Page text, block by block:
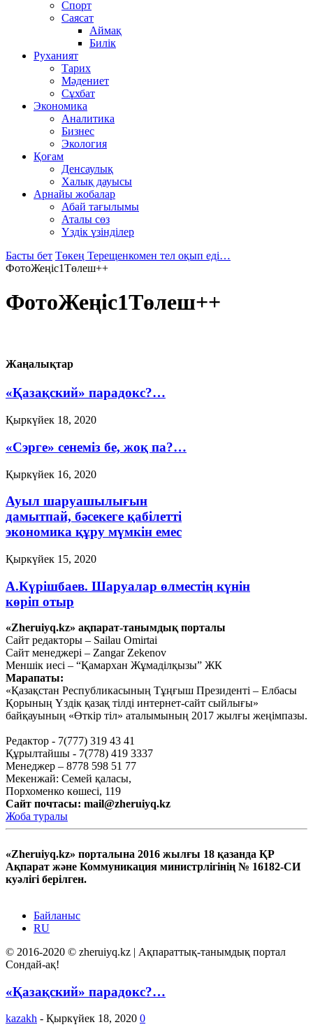
Спорт
Саясат
Аймақ
Билік
Руханият
Тарих
Мәдениет
Сұхбат
Экономика
Аналитика
Бизнес
Экология
Қоғам
Денсаулық
Халық дауысы
Арнайы жобалар
Абай тағылымы
Аталы сөз
Үздік үзінділер
Басты бет Төкең Терещенкомен тел оқып еді…
ФотоЖеңіс1Төлеш++
ФотоЖеңіс1Төлеш++
Жаңалықтар
«Қазақский» парадокс?…
Қыркүйек 18, 2020
«Сэрге» сенеміз бе, жоқ па?…
Қыркүйек 16, 2020
Ауыл шаруашылығын
дамытпай, бәсекеге қабілетті
экономика құру мүмкін емес
Қыркүйек 15, 2020
А.Күрішбаев. Шаруалар өлместің күнін
көріп отыр
Қыркүйек 14, 2020
Қысқасы, «полный хаос»!
Қыркүйек 10, 2020
Тағы оқу
«Zheruiyq.kz» ақпарат-танымдық порталы
Сайт редакторы – Sailau Omirtai
Сайт менеджері – Zangar Zekenov
Меншік иесі – “Қамархан Жұмаділқызы” ЖК
Марапаты:
«Қазақстан Республикасының Тұңғыш Президенті – Елбасы
Қорының Үздік қазақ тілді интернет-сайт сыйлығы»
байқауының «Өткір тіл» аталымының 2017 жылғы жеңімпазы.
Редактор - 7(777) 319 43 41
Құрылтайшы - 7(778) 419 3337
Менеджер – 8778 598 51 77
Мекенжай: Семей қаласы,
Порхоменко көшесі, 119
Сайт почтасы: mail@zheruiyq.kz
Жоба туралы
«Zheruiyq.kz» порталына 2016 жылғы 18 қазанда ҚР
Ақпарат және Коммуникация министрлігінің № 16182-СИ
куәлігі берілген.
Байланыс
RU
© 2016-2020 © zheruiyq.kz | Ақпараттық-танымдық портал
Сондай-ақ!
«Қазақский» парадокс?…
kazakh - Қыркүйек 18, 2020 0